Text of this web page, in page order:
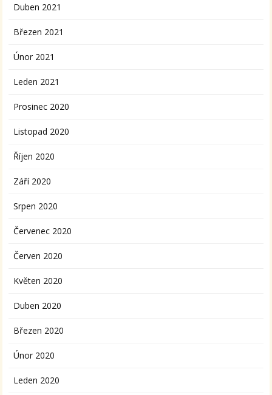
Duben 2021
Březen 2021
Únor 2021
Leden 2021
Prosinec 2020
Listopad 2020
Říjen 2020
Září 2020
Srpen 2020
Červenec 2020
Červen 2020
Květen 2020
Duben 2020
Březen 2020
Únor 2020
Leden 2020